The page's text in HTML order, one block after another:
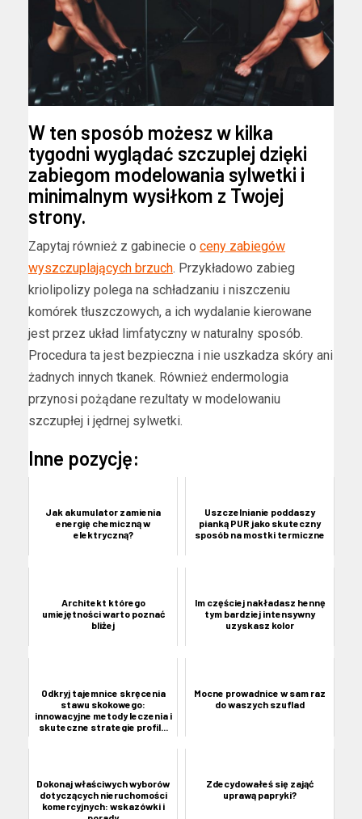
W ten sposób możesz w kilka
tygodni wyglądać szczuplej dzięki
zabiegom modelowania sylwetki i
minimalnym wysiłkom z Twojej
strony.
Zapytaj również z gabinecie o ceny zabiegów
wyszczuplających brzuch. Przykładowo zabieg
kriolipolizy polega na schładzaniu i niszczeniu
komórek tłuszczowych, a ich wydalanie kierowane
jest przez układ limfatyczny w naturalny sposób.
Procedura ta jest bezpieczna i nie uszkadza skóry ani
żadnych innych tkanek. Również endermologia
przynosi pożądane rezultaty w modelowaniu
szczupłej i jędrnej sylwetki.
Inne pozycję:
Jak akumulator zamienia
energię chemiczną w
elektryczną?
Uszczelnianie poddaszy
pianką PUR jako skuteczny
sposób na mostki termiczne
Architekt którego
umiejętności warto poznać
bliżej
Im częściej nakładasz hennę
tym bardziej intensywny
uzyskasz kolor
Odkryj tajemnice skręcenia
stawu skokowego:
innowacyjne metody leczenia i
skuteczne strategie profil...
Mocne prowadnice w sam raz
do waszych szuflad
Dokonaj właściwych wyborów
dotyczących nieruchomości
komercyjnych: wskazówki i
Zdecydowałeś się zająć
uprawą papryki?